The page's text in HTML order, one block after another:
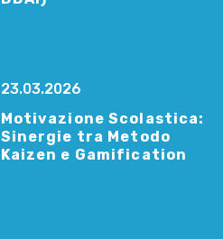
23.03.2026
Motivazione Scolastica:
Sinergie tra Metodo
Kaizen e Gamification